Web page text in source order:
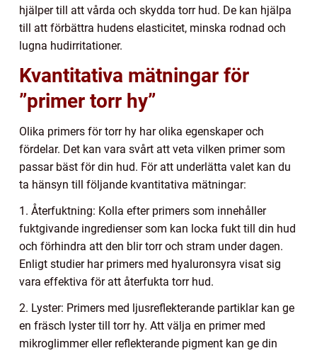
hjälper till att vårda och skydda torr hud. De kan hjälpa
till att förbättra hudens elasticitet, minska rodnad och
lugna hudirritationer.
Kvantitativa mätningar för
”primer torr hy”
Olika primers för torr hy har olika egenskaper och
fördelar. Det kan vara svårt att veta vilken primer som
passar bäst för din hud. För att underlätta valet kan du
ta hänsyn till följande kvantitativa mätningar:
1. Återfuktning: Kolla efter primers som innehåller
fuktgivande ingredienser som kan locka fukt till din hud
och förhindra att den blir torr och stram under dagen.
Enligt studier har primers med hyaluronsyra visat sig
vara effektiva för att återfukta torr hud.
2. Lyster: Primers med ljusreflekterande partiklar kan ge
en fräsch lyster till torr hy. Att välja en primer med
mikroglimmer eller reflekterande pigment kan ge din